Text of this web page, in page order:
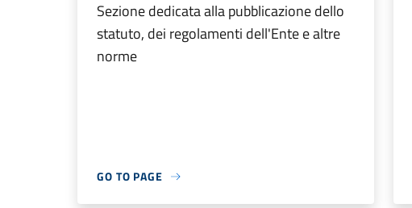
Sezione dedicata alla pubblicazione dello
statuto, dei regolamenti dell'Ente e altre
norme
GO TO PAGE